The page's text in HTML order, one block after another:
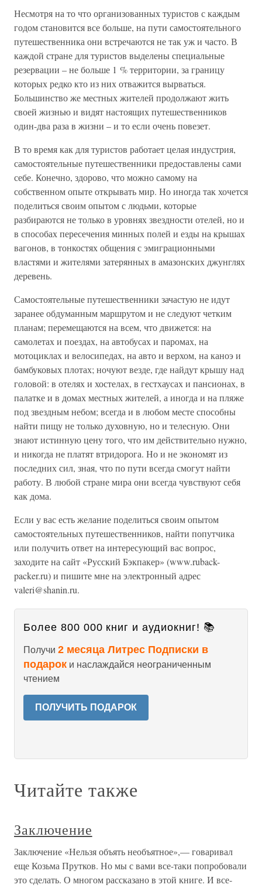
Несмотря на то что организованных туристов с каждым
годом становится все больше, на пути самостоятельного
путешественника они встречаются не так уж и часто. В
каждой стране для туристов выделены специальные
резервации – не больше 1 % территории, за границу
которых редко кто из них отважится вырваться.
Большинство же местных жителей продолжают жить
своей жизнью и видят настоящих путешественников
один-два раза в жизни – и то если очень повезет.
В то время как для туристов работает целая индустрия,
самостоятельные путешественники предоставлены сами
себе. Конечно, здорово, что можно самому на
собственном опыте открывать мир. Но иногда так хочется
поделиться своим опытом с людьми, которые
разбираются не только в уровнях звездности отелей, но и
в способах пересечения минных полей и езды на крышах
вагонов, в тонкостях общения с эмиграционными
властями и жителями затерянных в амазонских джунглях
деревень.
Самостоятельные путешественники зачастую не идут
заранее обдуманным маршрутом и не следуют четким
планам; перемещаются на всем, что движется: на
самолетах и поездах, на автобусах и паромах, на
мотоциклах и велосипедах, на авто и верхом, на каноэ и
бамбуковых плотах; ночуют везде, где найдут крышу над
головой: в отелях и хостелах, в гестхаусах и пансионах, в
палатке и в домах местных жителей, а иногда и на пляже
под звездным небом; всегда и в любом месте способны
найти пищу не только духовную, но и телесную. Они
знают истинную цену того, что им действительно нужно,
и никогда не платят втридорога. Но и не экономят из
последних сил, зная, что по пути всегда смогут найти
работу. В любой стране мира они всегда чувствуют себя
как дома.
Если у вас есть желание поделиться своим опытом
самостоятельных путешественников, найти попутчика
или получить ответ на интересующий вас вопрос,
заходите на сайт «Русский Бэкпакер» (www.ruback-
packer.ru) и пишите мне на электронный адрес
valeri@shanin.ru.
Более 800 000 книг и аудиокниг! 📚
Получи 2 месяца Литрес Подписки в
подарок и наслаждайся неограниченным
чтением
ПОЛУЧИТЬ ПОДАРОК
Читайте также
Заключение
Заключение «Нельзя объять необъятное»,— говаривал
еще Козьма Прутков. Но мы с вами все-таки попробовали
это сделать. О многом рассказано в этой книге. И все-